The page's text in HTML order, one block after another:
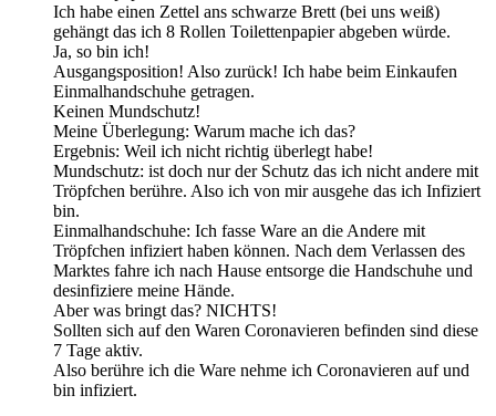
Ich habe einen Zettel ans schwarze Brett (bei uns weiß)
gehängt das ich 8 Rollen Toilettenpapier abgeben würde.
Ja, so bin ich!
Ausgangsposition! Also zurück! Ich habe beim Einkaufen
Einmalhandschuhe getragen.
Keinen Mundschutz!
Meine Überlegung: Warum mache ich das?
Ergebnis: Weil ich nicht richtig überlegt habe!
Mundschutz: ist doch nur der Schutz das ich nicht andere mit
Tröpfchen berühre. Also ich von mir ausgehe das ich Infiziert
bin.
Einmalhandschuhe: Ich fasse Ware an die Andere mit
Tröpfchen infiziert haben können. Nach dem Verlassen des
Marktes fahre ich nach Hause entsorge die Handschuhe und
desinfiziere meine Hände.
Aber was bringt das? NICHTS!
Sollten sich auf den Waren Coronavieren befinden sind diese
7 Tage aktiv.
Also berühre ich die Ware nehme ich Coronavieren auf und
bin infiziert.